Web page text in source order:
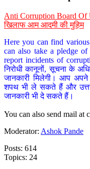
Anti Corruption Board Of
खिलाफ आम आदमी की मुहिम
Here you can find
can also take a pledge
report incidents of
निरोधी कानूनों, सूचना के
जानकारी मिलेगी। आप अपने
शपथ भी ले सकते हैं और
जानकारी भी दे सकते हैं।
You can also send mail at
Moderator: Ashok Pande
Posts: 614
Topics: 24